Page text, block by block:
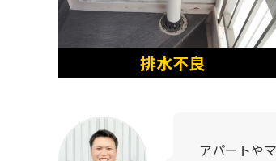
排水不良
アパートや